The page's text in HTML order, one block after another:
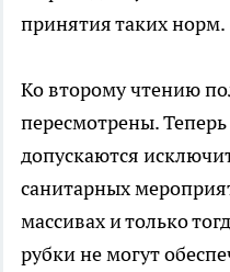
принятия таких норм.
Ко второму чтению
пересмотрены.
допускаются
санитарных
массивах и только
рубки не могут